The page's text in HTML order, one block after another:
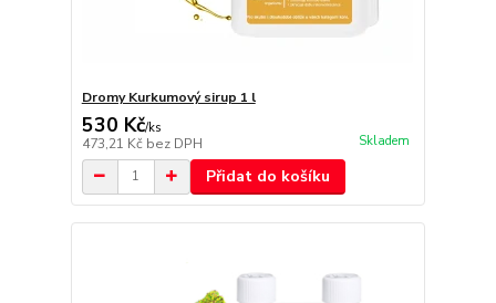
Dromy Kurkumový sirup 1 l
530 Kč/ks
473,21 Kč bez DPH Skladem
Přidat do košíku